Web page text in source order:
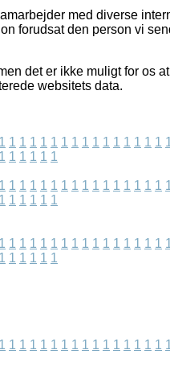
med diverse
forudsat den person vi
det er ikke muligt for os
websitets data.
1 1 1 1 1 1 1 1 1 1 1 1 1 1 1 1
1 1 1 1 1 1
1 1 1 1 1 1 1 1 1 1 1 1 1 1 1 1
1 1 1 1 1 1
1 1 1 1 1 1 1 1 1 1 1 1 1 1 1 1
1 1 1 1 1 1
1 1 1 1 1 1 1 1 1 1 1 1 1 1 1 1